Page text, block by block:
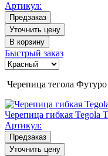
Артикул:
Предзаказ
Уточнить цену
В корзину
Быстрый заказ
Черепица тегола Футуро
Черепица гибкая
Артикул:
Предзаказ
Уточнить цену